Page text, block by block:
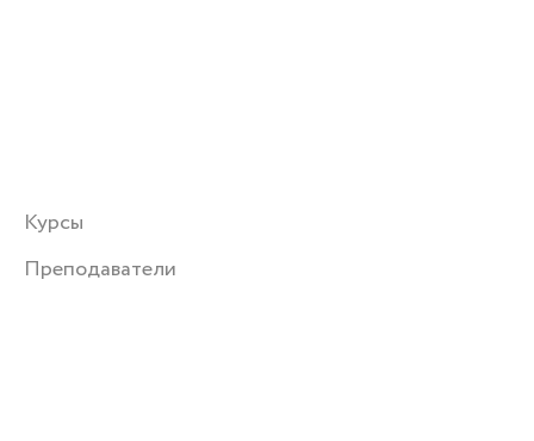
Курсы
Преподаватели